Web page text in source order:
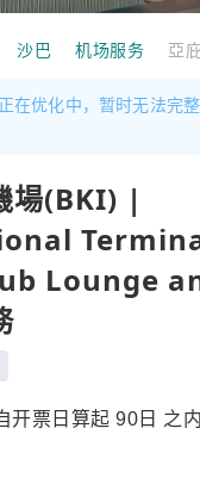
沙巴 机场服务
在优化中，暂时无法完
場(BKI) |
Lounge
开票日算起 90日 之